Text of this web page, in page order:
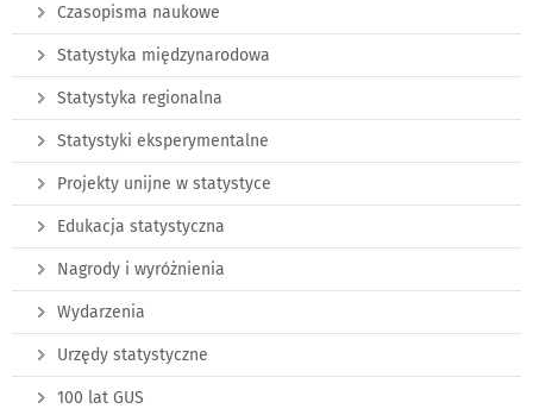
Czasopisma naukowe
Statystyka międzynarodowa
Statystyka regionalna
Statystyki eksperymentalne
Projekty unijne w statystyce
Edukacja statystyczna
Nagrody i wyróżnienia
Wydarzenia
Urzędy statystyczne
100 lat GUS